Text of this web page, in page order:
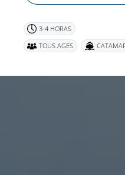
3-4 HORAS
TOUS AGES